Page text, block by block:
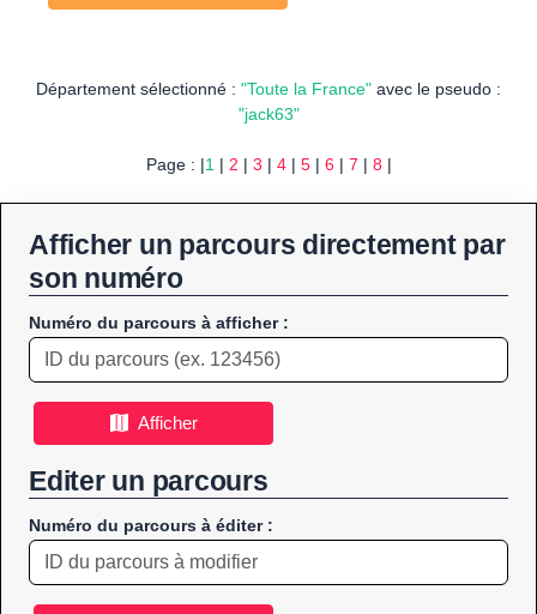
Département sélectionné : "Toute la France" avec le pseudo :
"jack63"
Page : |1| 2 | 3 | 4| 5| 6 | 7 | 8 |
Afficher un parcours directement par
son numéro
Numéro du parcours à afficher :
Afficher
Editer un parcours
Numéro du parcours à éditer :